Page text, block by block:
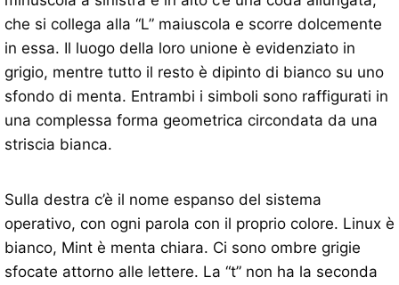
che si collega alla “L” maiuscola e scorre dolcemente
in essa. Il luogo della loro unione è evidenziato in
grigio, mentre tutto il resto è dipinto di bianco su uno
sfondo di menta. Entrambi i simboli sono raffigurati in
una complessa forma geometrica circondata da una
striscia bianca.
Sulla destra c’è il nome espanso del sistema
operativo, con ogni parola con il proprio colore. Linux è
bianco, Mint è menta chiara. Ci sono ombre grigie
sfocate attorno alle lettere. La “t” non ha la seconda